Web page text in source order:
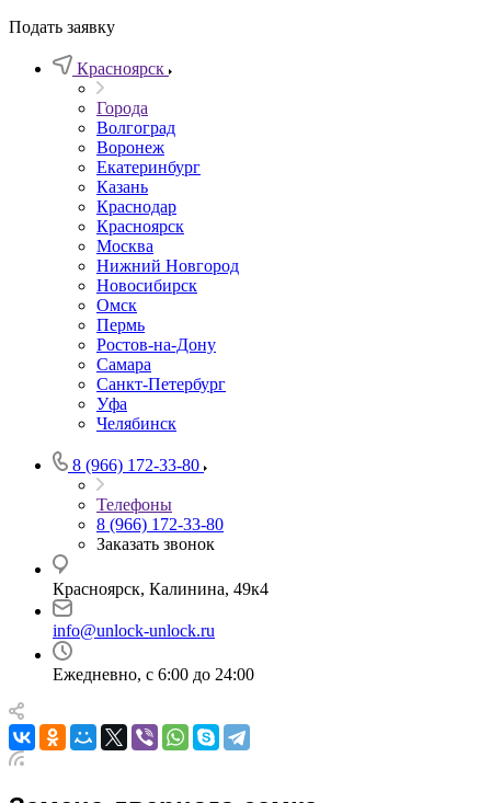
Подать заявку
Красноярск
Города
Волгоград
Воронеж
Екатеринбург
Казань
Краснодар
Красноярск
Москва
Нижний Новгород
Новосибирск
Омск
Пермь
Ростов-на-Дону
Самара
Санкт-Петербург
Уфа
Челябинск
8 (966) 172-33-80
Телефоны
8 (966) 172-33-80
Заказать звонок
Красноярск, Калинина, 49к4
info@unlock-unlock.ru
Ежедневно, с 6:00 до 24:00